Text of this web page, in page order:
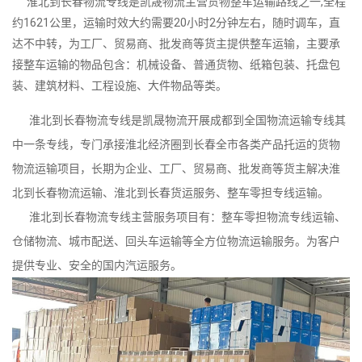
约1621公里，运输时效大约需要20小时2分钟左右，随时调车，直
达不中转，为工厂、贸易商、批发商等货主提供整车运输，主要承
接整车运输的物品包含：机械设备、普通货物、纸箱包装、托盘包
装、建筑材料、工程设施、大件物品等类。
淮北到长春物流专线是凯晟物流开展成都到全国物流运输专线其
中一条专线，专门承接淮北经济圈到长春全市各类产品托运的货物
物流运输项目，长期为企业、工厂、贸易商、批发商等货主解决淮
北到长春物流运输、淮北到长春货运服务、整车零担专线运输。
淮北到长春物流专线主营服务项目有：整车零担物流专线运输、
仓储物流、城市配送、回头车运输等全方位物流运输服务。为客户
提供专业、安全的国内汽运服务。